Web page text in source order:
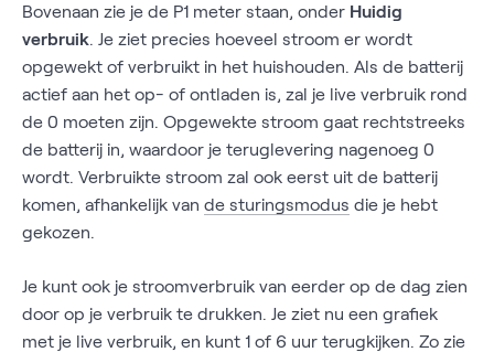
Bovenaan zie je de P1 meter staan, onder Huidig
verbruik. Je ziet precies hoeveel stroom er wordt
opgewekt of verbruikt in het huishouden. Als de batterij
actief aan het op- of ontladen is, zal je live verbruik rond
de 0 moeten zijn. Opgewekte stroom gaat rechtstreeks
de batterij in, waardoor je teruglevering nagenoeg 0
wordt. Verbruikte stroom zal ook eerst uit de batterij
komen, afhankelijk van de sturingsmodus die je hebt
gekozen.
Je kunt ook je stroomverbruik van eerder op de dag zien
door op je verbruik te drukken. Je ziet nu een grafiek
met je live verbruik, en kunt 1 of 6 uur terugkijken. Zo zie